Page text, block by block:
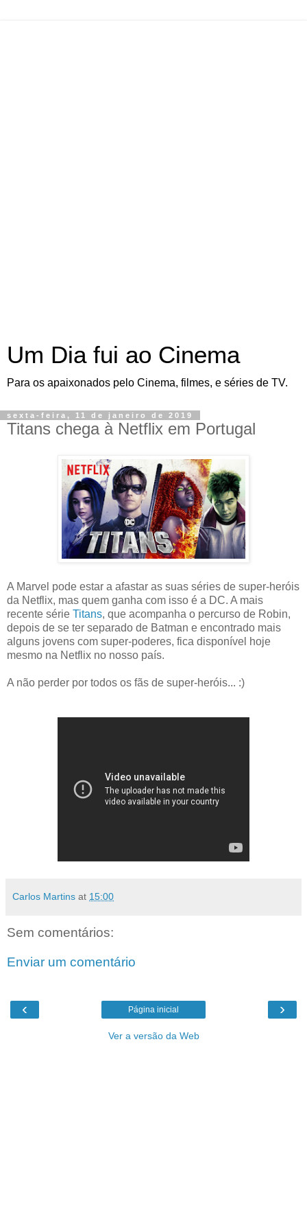
Um Dia fui ao Cinema
Para os apaixonados pelo Cinema, filmes, e séries de TV.
sexta-feira, 11 de janeiro de 2019
Titans chega à Netflix em Portugal
A Marvel pode estar a afastar as suas séries de super-heróis
da Netflix, mas quem ganha com isso é a DC. A mais
recente série Titans, que acompanha o percurso de Robin,
depois de se ter separado de Batman e encontrado mais
alguns jovens com super-poderes, fica disponível hoje
mesmo na Netflix no nosso país.
A não perder por todos os fãs de super-heróis... :)
Carlos Martins at 15:00
Sem comentários:
Enviar um comentário
‹ ›
Página inicial
Ver a versão da Web